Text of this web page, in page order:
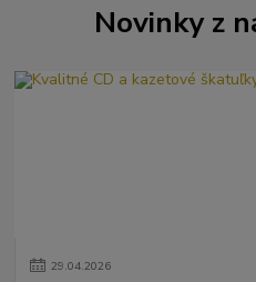
Novinky z
29.04.2026